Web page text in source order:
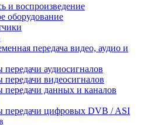
и воспроизведение
оборудование
передача видео, аудио и
аудиосигналов
видеосигналов
передачи данных и каналов
передачи цифровых DVB / ASI